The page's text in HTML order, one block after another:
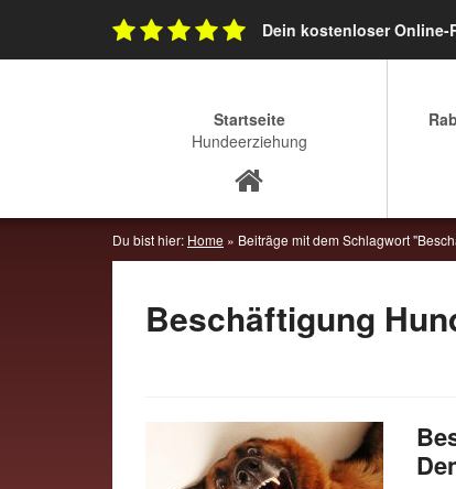
content
Dein kostenloser
Startseite
Hundeerziehung
Du bist hier: Home » Beiträge mit dem Schlagwort
Beschäftigung